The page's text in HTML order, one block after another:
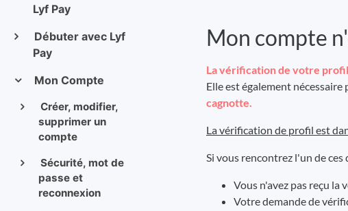
Lyf Pay
Débuter avec Lyf
Pay
Mon Compte
Créer, modifier,
supprimer un
compte
Sécurité, mot de
passe et
reconnexion
Mon compte
La vérification de votre profil
Elle est également
cagnotte.
La vérification de profil est
Si vous rencontrez l'un de ces
Vous n'avez pas reçu
Votre demande de